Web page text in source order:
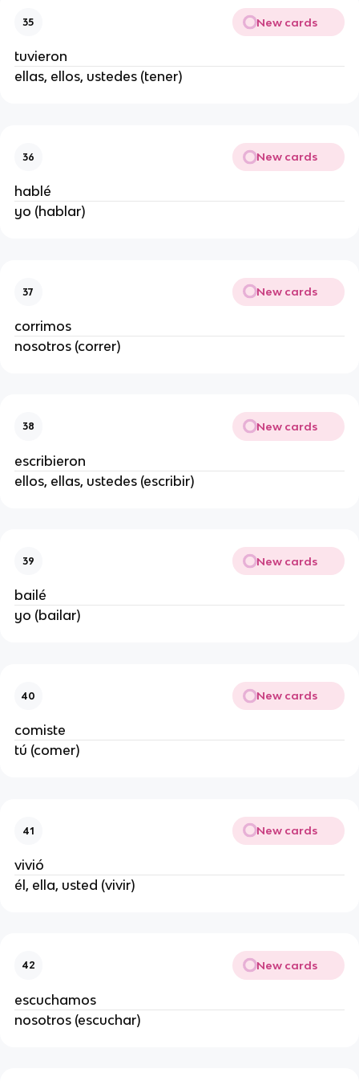
35 New cards
tuvieron
ellas, ellos, ustedes (tener)
36 New cards
hablé
yo (hablar)
37 New cards
corrimos
nosotros (correr)
38 New cards
escribieron
ellos, ellas, ustedes (escribir)
39 New cards
bailé
yo (bailar)
40 New cards
comiste
tú (comer)
41 New cards
vivió
él, ella, usted (vivir)
42 New cards
escuchamos
nosotros (escuchar)